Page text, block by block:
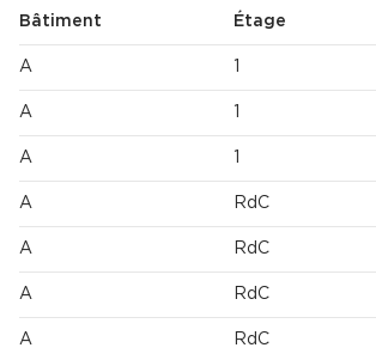
Bâtiment Étage
A
A
A
A RdC
A RdC
A RdC
A RdC